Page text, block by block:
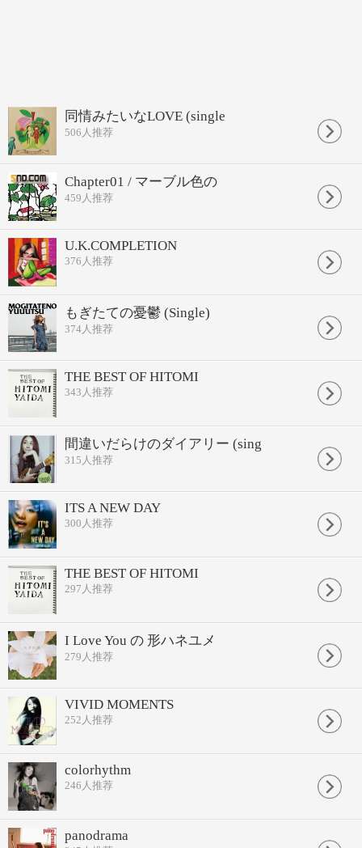
同情みたいなLOVE (single
506 人推荐
Chapter01 / マーブル色の
459 人推荐
U.K.COMPLETION
376 人推荐
もぎたての憂鬱 (Single)
374人推荐
THE BEST OF HITOMI
343 人推荐
間違いだらけのダイアリー (sing
315 人推荐
ITS A NEW DAY
300 人推荐
THE BEST OF HITOMI
297 人推荐
I Love You の 形ハネユメ
279 人推荐
VIVID MOMENTS
252 人推荐
colorhythm
246 人推荐
panodrama